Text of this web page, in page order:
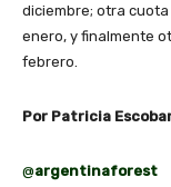
diciembre; otra
enero, y finalmente
febrero.
Por Patricia
@argentinaforest